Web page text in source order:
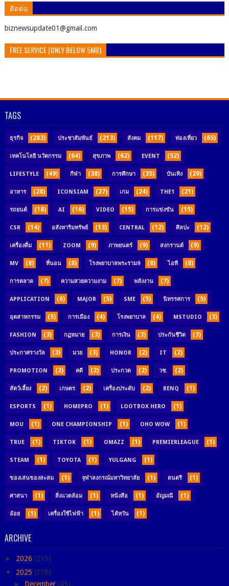
ติดต่อ
ิbiznewsupdate01@gmail.com
FREE SERVICE [ONLY BELOW 5MB]
TAGS
ธุรกิจ (283) ประชาสัมพันธ์ (213) สังคม (117) ท่องเที่ยว (65)
เทคโนโลยี นวัตกรรม (64) สุขภาพ (62) EVENT (52)
LIFESTYLE (49) กีฬา (38) การศึกษา (35) บันเทิง (29)
อาหาร (28) ICONSIAM (27) เกม (24) THE1 (21)
รถยนต์ (18) AI (16) VIDEO (15) การแข่งขัน (15)
CSR (14) อสังหาริมทรัพย์ (13) CENTRAL (12) ศิลปะ (12)
เครื่องดื่ม (11) ZOOM (9) ภาพยนตร์ (9) สงกรานต์ (9)
MV (8) ที่นอน (8) โรงพยาบาลพระราม9 (8) ไอที (8)
การตลาด (7) ความสวยความงาม (7) พลังงาน (7)
APPLICATION (6) MAJOR (5) SME (5) นิทรรศการ (5)
อุตสาหกรรม (5) การเมือง (4) โรงพยาบาล (4) MSTUDIO (3)
FASHION (3) กฏหมาย (3) การเงิน (3) ประกันชีวิต (3)
ประกาศรางวัล (3) มวย (3) HONOR (2) IT (2)
PROMOTION (2) คดี (2) ประกวด (2) วช. (2)
สัตว์เลี้ยง (2) เกษตร (2) เครื่องประดับ (2) BENQ (1)
ESPORTS (1) HOMEPRO (1) LOOTBOX HERO (1)
MOU (1) ONE CHAMPIONSHIP (1) OHO WOW (1)
TRUE (1) TIKTOK (1) OMAZZ (1) PREMIERLEAGUE (1)
STEAM (1) TOYOTA (1) YULGANG (1)
ของเล่นของสะสม (1) จุฬาลงกรณ์มหาวิทยาลัย (1) ดนตรี (1)
ศาสนา (1) สิ่งแวดล้อม (1) หนังสือ (1) อัญมณี (1)
อ้อย (1) เครื่องใช้ไฟฟ้า (1) ไต้หวัน (1)
ARCHIVE
► 2026 (215)
▼ 2025 (378)
► December (45)